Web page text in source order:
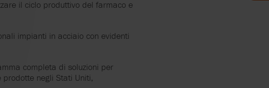
PROACTIVE ANALYTICS
il ciclo produttivo del farmaco e
impianti in acciaio con evidenti
completa di soluzioni per
prodotte negli Stati Uniti,